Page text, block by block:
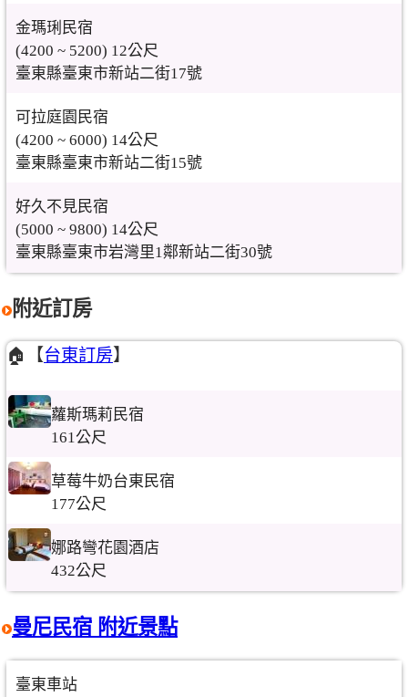
金瑪琍民宿
(4200 ~ 5200) 12公尺
臺東縣臺東市新站二街17號
可拉庭園民宿
(4200 ~ 6000) 14公尺
臺東縣臺東市新站二街15號
好久不見民宿
(5000 ~ 9800) 14公尺
臺東縣臺東市岩灣里1鄰新站二街30號
附近訂房
🏠【台東訂房】
蘿斯瑪莉民宿
161公尺
草莓牛奶台東民宿
177公尺
娜路彎花園酒店
432公尺
曼尼民宿 附近景點
臺東車站